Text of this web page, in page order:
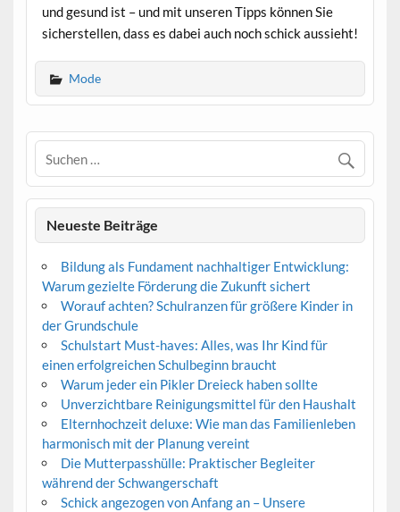
und gesund ist – und mit unseren Tipps können Sie
sicherstellen, dass es dabei auch noch schick aussieht!
Mode
Neueste Beiträge
Bildung als Fundament nachhaltiger Entwicklung:
Warum gezielte Förderung die Zukunft sichert
Worauf achten? Schulranzen für größere Kinder in
der Grundschule
Schulstart Must-haves: Alles, was Ihr Kind für
einen erfolgreichen Schulbeginn braucht
Warum jeder ein Pikler Dreieck haben sollte
Unverzichtbare Reinigungsmittel für den Haushalt
Elternhochzeit deluxe: Wie man das Familienleben
harmonisch mit der Planung vereint
Die Mutterpasshülle: Praktischer Begleiter
während der Schwangerschaft
Schick angezogen von Anfang an – Unsere